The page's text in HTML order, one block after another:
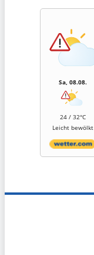
Sa, 08.08.
24 / 32°C
Leicht bewölkt